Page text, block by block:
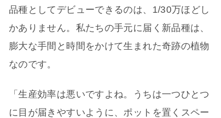
品種としてデビューできるのは、1/30万ほどし
かありません。私たちの手元に届く新品種は、
膨大な手間と時間をかけて生まれた奇跡の植物
なのです。
「生産効率は悪いですよね。うちは一つひとつ
に目が届きやすいように、ポットを置くスペー